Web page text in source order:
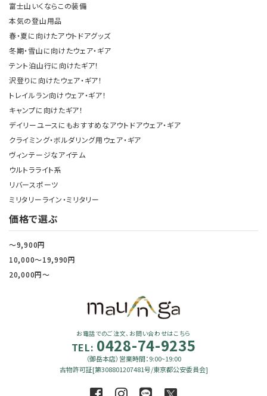
富士山いくならこの装備
本気の登山用品
春・夏に向けたアウトドアグッズ
冬期・雪山に向けたウェア・ギア
テント泊山行に向けたギア！
沢登りに向けたウェア・ギア！
トレイルラン向けウェア・ギア！
キャンプに向けたギア！
デイリーユースにもおすすめなアウトドアウェア・ギア
クライミング・ボルダリング用ウェア・ギア
ヴィンテージなアイテム
ウルトラライト系
リバースポーツ
ミリタリーライン・ミリタリー
価格で選ぶ
～9,900円
10,000～19,990円
20,000円～
お電話でのご注文、お問い合わせはこちら
TEL: 0428-74-9235
（御岳本店）営業時間：9:00~19:00
古物許可証[第308801207481号/東京都公安委員会]